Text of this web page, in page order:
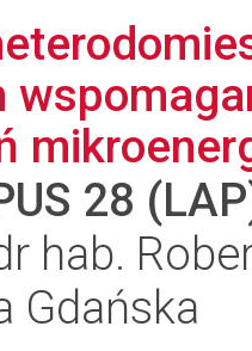
28
hab.
Gdańska